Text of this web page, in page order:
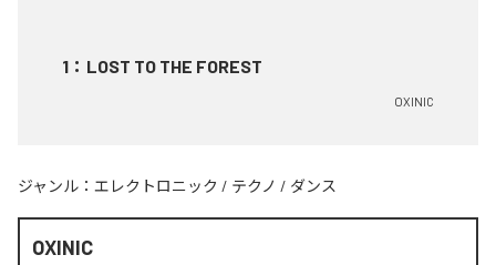
1 ： LOST TO THE FOREST
OXINIC
ジャンル： エレクトロニック / テクノ / ダンス
OXINIC